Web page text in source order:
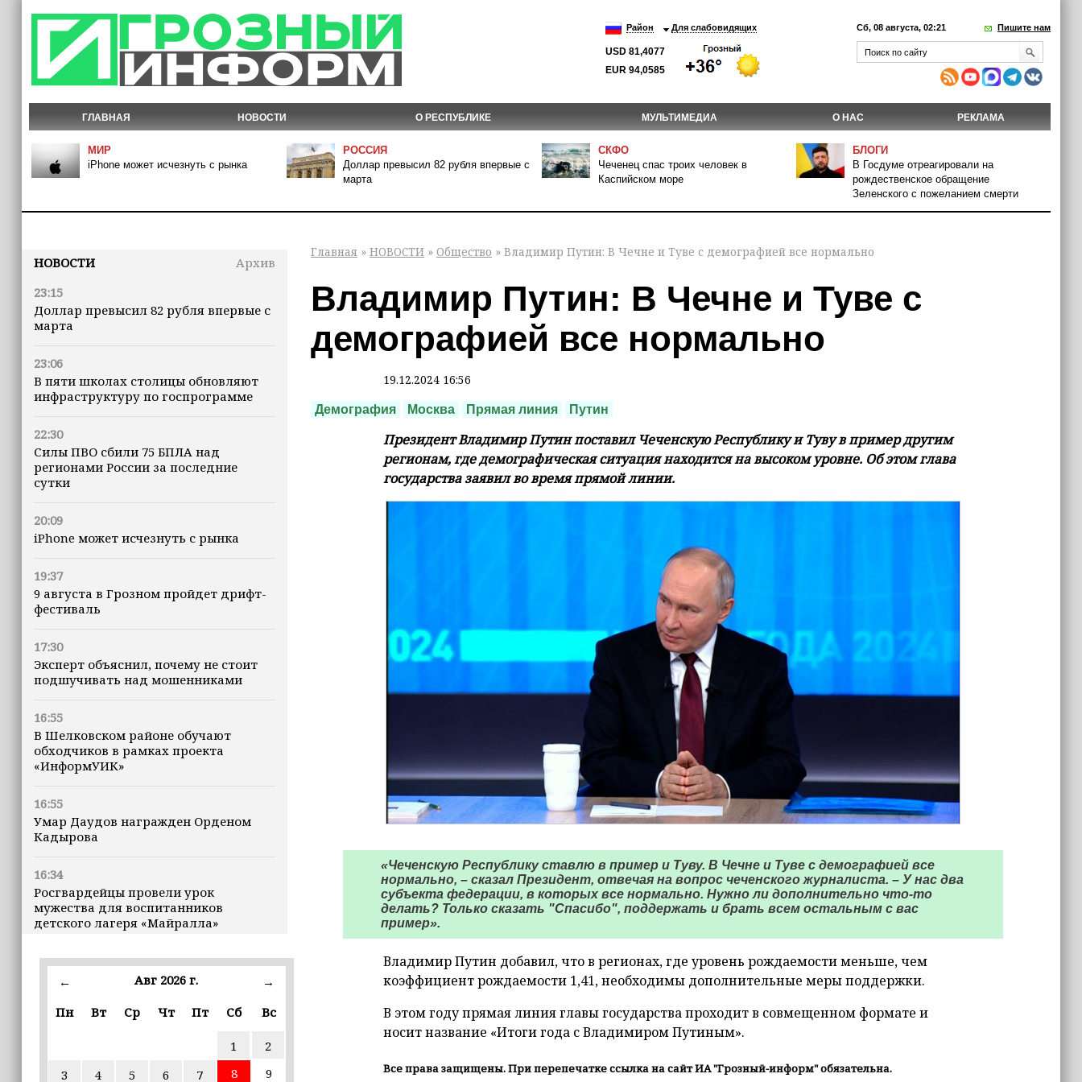
Район Для слабовидящих
USD 81,4077
EUR 94,0585
Сб, 08 августа, 02:21 Пишите нам
ГЛАВНАЯ НОВОСТИ О РЕСПУБЛИКЕ МУЛЬТИМЕДИА О НАС РЕКЛАМА
МИР
iPhone может исчезнуть с рынка
РОССИЯ
Доллар превысил 82 рубля впервые с
марта
СКФО
Чеченец спас троих человек в
Каспийском море
БЛОГИ
В Госдуме отреагировали на
рождественское обращение
Зеленского с пожеланием смерти
НОВОСТИ
Архив
23:15
Доллар превысил 82 рубля впервые с
марта
23:06
В пяти школах столицы обновляют
инфраструктуру по госпрограмме
22:30
Силы ПВО сбили 75 БПЛА над
регионами России за последние
сутки
20:09
iPhone может исчезнуть с рынка
19:37
9 августа в Грозном пройдет дрифт-
фестиваль
17:30
Эксперт объяснил, почему не стоит
подшучивать над мошенниками
16:55
В Шелковском районе обучают
обходчиков в рамках проекта
«ИнформУИК»
16:55
Умар Даудов награжден Орденом
Кадырова
16:34
Росгвардейцы провели урок
мужества для воспитанников
детского лагеря «Майралла»
16:30
Дмитрий Чернышенко: Внутренний
въездной — на 20,1%
Из бюджета Чечни дополнительно
← Авг 2026 г.
→
Пн
Вт Ср Чт Пт Сб Вс
1
2
3
4 5 6 7 8
9
Главная » НОВОСТИ » Общество » Владимир Путин: В Чечне и Туве с демографией все нормально
Владимир Путин: В Чечне и Туве с
демографией все нормально
19.12.2024 16:56
Демография Москва Прямая линия Путин
Президент Владимир Путин поставил Чеченскую Республику и Туву в пример другим
регионам, где демографическая ситуация находится на высоком уровне. Об этом глава
государства заявил во время прямой линии.
«Чеченскую Республику ставлю в пример и Туву. В Чечне и Туве с демографией все
нормально, – сказал Президент, отвечая на вопрос чеченского журналиста. – У нас два
субъекта федерации, в которых все нормально. Нужно ли дополнительно что-то
делать? Только сказать "Спасибо", поддержать и брать всем остальным с вас
пример».
Владимир Путин добавил, что в регионах, где уровень рождаемости меньше, чем
коэффициент рождаемости 1,41, необходимы дополнительные меры поддержки.
В этом году прямая линия главы государства проходит в совмещенном формате и
носит название «Итоги года с Владимиром Путиным».
Все права защищены. При перепечатке ссылка на сайт ИА "Грозный-информ" обязательна.